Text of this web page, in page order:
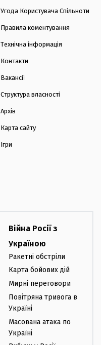
Угода Користувача Спільноти
Правила коментування
Технічна інформація
Контакти
Вакансії
Структура власності
Архів
Карта сайту
Ігри
Війна Росії з
Україною
Ракетні обстріли
Карта бойових дій
Мирні переговори
Повітряна тривога в
Україні
Масована атака по
Україні